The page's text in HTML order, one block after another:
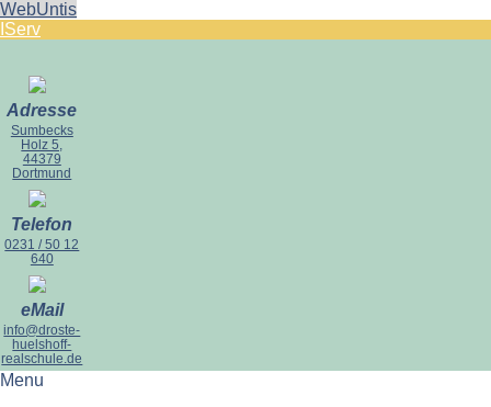
WebUntis
IServ
Adresse
Sumbecks
Holz 5,
44379
Dortmund
Telefon
0231 / 50 12
640
eMail
info@droste-
huelshoff-
realschule.de
Menu